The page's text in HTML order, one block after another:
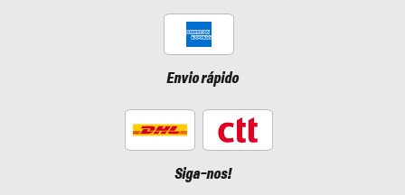
Envio rápido
Siga-nos!